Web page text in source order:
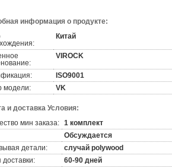
информация о продукте:
Китай
VIROCK
ISO9001
модели:
VK
и доставка Условия:
мин заказа: 1 комплект
Обсуждается
детали:
случай polywood
доставки:
60-90 дней